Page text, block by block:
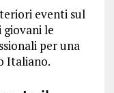
eventi sul
le
per una
Italiano.